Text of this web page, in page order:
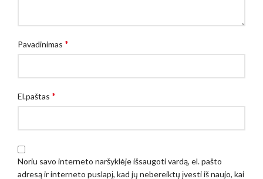
Pavadinimas *
El.paštas *
Noriu savo interneto naršyklėje išsaugoti vardą, el. pašto
adresą ir interneto puslapį, kad jų nebereiktų įvesti iš naujo, kai